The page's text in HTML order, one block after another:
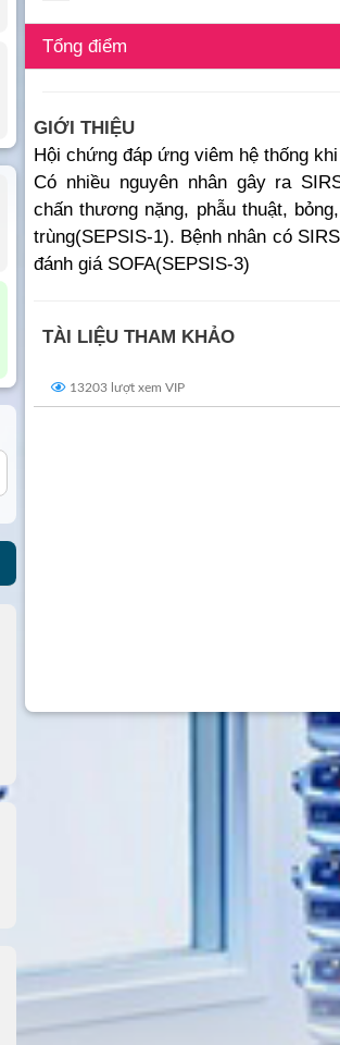
Tổng điểm
GIỚI THIỆU
Hội chứng đáp ứng viêm hệ thống
Có nhiều nguyên nhân gây ra
chấn thương nặng, phẫu thuật,
trùng(SEPSIS-1). Bệnh nhân có
đánh giá SOFA(SEPSIS-3)
TÀI LIỆU THAM KHẢO
13203 lượt xem VIP